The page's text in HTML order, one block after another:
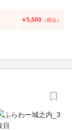
￥5,500 （税込）